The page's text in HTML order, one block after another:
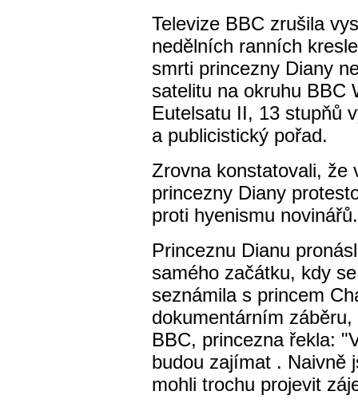
Televize BBC zrušila
nedělních ranních
smrti princezny Diany
satelitu na okruhu BBC
Eutelsatu II, 13 stupňů
a publicistický pořad.
Zrovna konstatovali, že
princezny Diany
proti hyenismu novinářů.
Princeznu Dianu
samého začátku, kdy
seznámila s princem
dokumentárním
BBC, princezna řekla:
budou zajímat . Naivně
mohli trochu projevit